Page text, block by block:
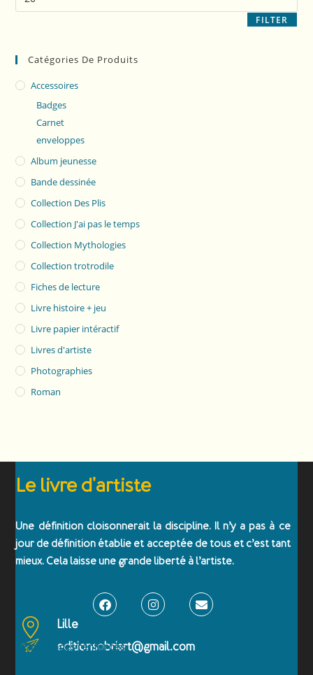
FILTER
Catégories De Produits
Accessoires
Badges
Carnet
enveloppes
Album jeunesse
Bande dessinée
Collection Des Plis
Collection J'ai pas le temps
Collection Mythologies
Collection trotrodile
Fiches de lecture
Livre histoire + jeu
Livre papier intéractif
Livres d'artiste
Photographies
Roman
Le livre d'artiste
Une définition cloisonnerait la discipline. Il n’y a pas à ce
jour de définition établie et acceptée de tous et c’est tant
mieux. Cela laisse une grande liberté à l’artiste.
Lille
editionsobriart@gmail.com
Emballages renforcés